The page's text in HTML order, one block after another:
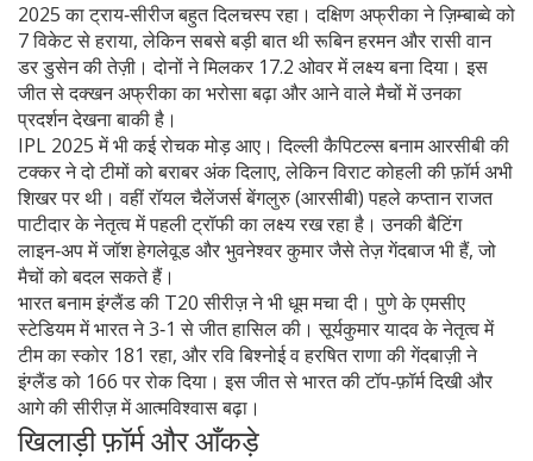
2025 का ट्राय‑सीरीज बहुत दिलचस्प रहा। दक्षिण अफ्रीका ने ज़िम्बाब्वे को
7 विकेट से हराया, लेकिन सबसे बड़ी बात थी रूबिन हरमन और रासी वान
डर डुसेन की तेज़ी। दोनों ने मिलकर 17.2 ओवर में लक्ष्य बना दिया। इस
जीत से दक्खन अफ्रीका का भरोसा बढ़ा और आने वाले मैचों में उनका
प्रदर्शन देखना बाकी है।
IPL 2025 में भी कई रोचक मोड़ आए। दिल्ली कैपिटल्स बनाम आरसीबी की
टक्कर ने दो टीमों को बराबर अंक दिलाए, लेकिन विराट कोहली की फ़ॉर्म अभी
शिखर पर थी। वहीं रॉयल चैलेंजर्स बेंगलुरु (आरसीबी) पहले कप्तान राजत
पाटीदार के नेतृत्व में पहली ट्रॉफी का लक्ष्य रख रहा है। उनकी बैटिंग
लाइन‑अप में जॉश हेगलेवूड और भुवनेश्वर कुमार जैसे तेज़ गेंदबाज भी हैं, जो
मैचों को बदल सकते हैं।
भारत बनाम इंग्लैंड की T20 सीरीज़ ने भी धूम मचा दी। पुणे के एमसीए
स्टेडियम में भारत ने 3‑1 से जीत हासिल की। सूर्यकुमार यादव के नेतृत्व में
टीम का स्कोर 181 रहा, और रवि बिश्नोई व हरषित राणा की गेंदबाज़ी ने
इंग्लैंड को 166 पर रोक दिया। इस जीत से भारत की टॉप‑फ़ॉर्म दिखी और
आगे की सीरीज़ में आत्मविश्वास बढ़ा।
खिलाड़ी फ़ॉर्म और आँकड़े